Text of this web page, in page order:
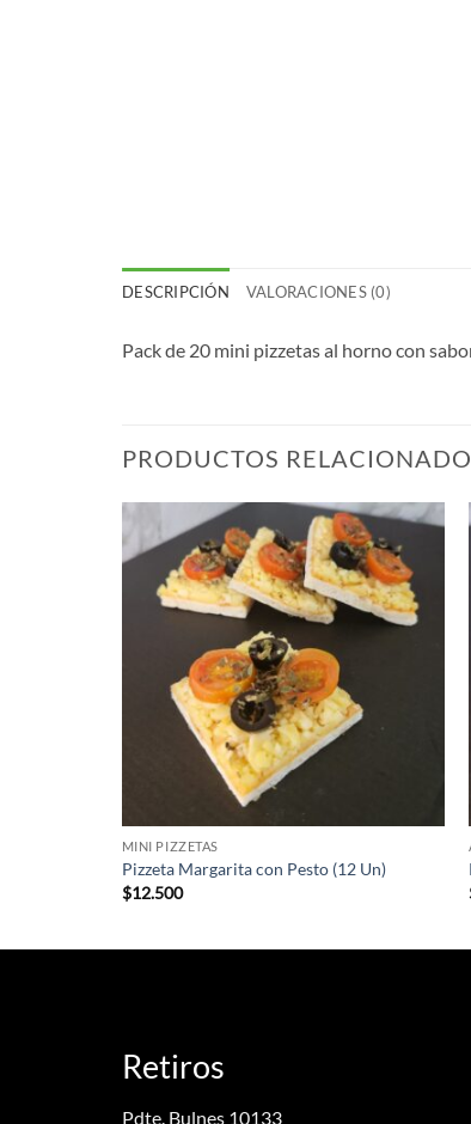
DESCRIPCIÓN VALORACIONES (0)
Pack de 20 mini pizzetas al horno con
PRODUCTOS
MINI PIZZETAS
Pizzeta Margarita con Pesto (12 Un)
$12.500
Retiros
Pdte. Bulnes 10133